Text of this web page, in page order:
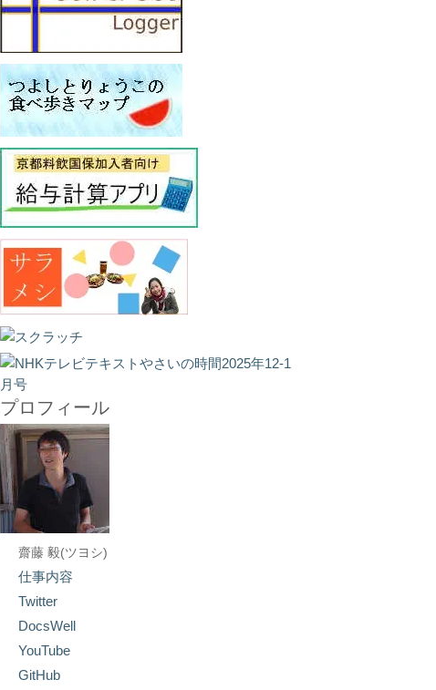
プロフィール
齋藤 毅(ツヨシ)
仕事内容
Twitter
DocsWell
YouTube
GitHub